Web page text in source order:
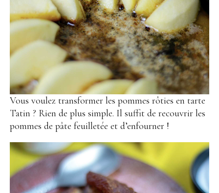
Vous voulez transformer les pommes rôties en tarte
Tatin ? Rien de plus simple. Il suffit de recouvrir les
pommes de pâte feuilletée et d’enfourner !